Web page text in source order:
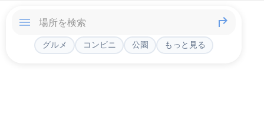
グルメ コンビニ 公園 もっと見る